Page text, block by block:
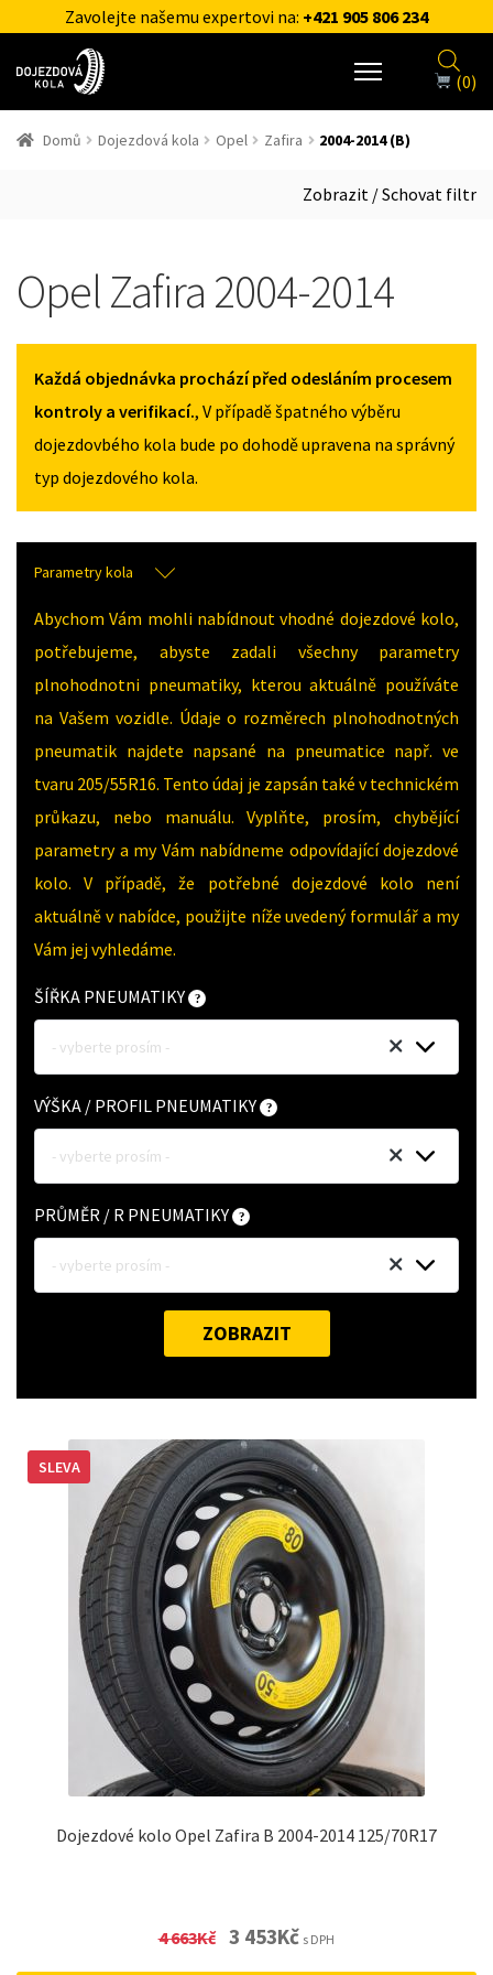
Zavolejte našemu expertovi na: +421 905 806 234
(0)
Domů Dojezdová kola Opel Zafira 2004-2014 (B)
Zobrazit / Schovat filtr
Opel Zafira 2004-2014
Každá objednávka prochází před odesláním procesem
kontroly a verifikací., V případě špatného výběru
dojezdovbého kola bude po dohodě upravena na správný
typ dojezdového kola.
Parametry kola
Abychom Vám mohli nabídnout vhodné dojezdové kolo,
potřebujeme, abyste zadali všechny parametry
plnohodnotni pneumatiky, kterou aktuálně používáte
na Vašem vozidle. Údaje o rozměrech plnohodnotných
pneumatik najdete napsané na pneumatice např. ve
tvaru 205/55R16. Tento údaj je zapsán také v technickém
průkazu, nebo manuálu. Vyplňte, prosím, chybějící
parametry a my Vám nabídneme odpovídající dojezdové
kolo. V případě, že potřebné dojezdové kolo není
aktuálně v nabídce, použijte níže uvedený formulář a my
Vám jej vyhledáme.
ŠÍŘKA PNEUMATIKY
- vyberte prosím -
VÝŠKA / PROFIL PNEUMATIKY
- vyberte prosím -
PRŮMĚR / R PNEUMATIKY
- vyberte prosím -
ZOBRAZIT
Dojezdové kolo Opel Zafira B 2004-2014 125/70R17
SLEVA
4 663Kč Original
3 453KčCurrent
s DPH